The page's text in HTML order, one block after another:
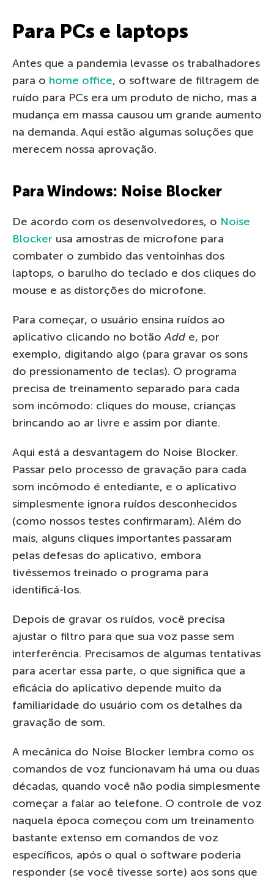
Para PCs e laptops
Antes que a pandemia levasse os trabalhadores
para o home office, o software de filtragem de
ruído para PCs era um produto de nicho, mas a
mudança em massa causou um grande aumento
na demanda. Aqui estão algumas soluções que
merecem nossa aprovação.
Para Windows: Noise Blocker
De acordo com os desenvolvedores, o Noise
Blocker usa amostras de microfone para
combater o zumbido das ventoinhas dos
laptops, o barulho do teclado e dos cliques do
mouse e as distorções do microfone.
Para começar, o usuário ensina ruídos ao
aplicativo clicando no botãoAdd e, por
exemplo, digitando algo (para gravar os sons
do pressionamento de teclas). O programa
precisa de treinamento separado para cada
som incômodo: cliques do mouse, crianças
brincando ao ar livre e assim por diante.
Aqui está a desvantagem do Noise Blocker.
Passar pelo processo de gravação para cada
som incômodo é entediante, e o aplicativo
simplesmente ignora ruídos desconhecidos
(como nossos testes confirmaram). Além do
mais, alguns cliques importantes passaram
pelas defesas do aplicativo, embora
tivéssemos treinado o programa para
identificá-los.
Depois de gravar os ruídos, você precisa
ajustar o filtro para que sua voz passe sem
interferência. Precisamos de algumas tentativas
para acertar essa parte, o que significa que a
eficácia do aplicativo depende muito da
familiaridade do usuário com os detalhes da
gravação de som.
A mecânica do Noise Blocker lembra como os
comandos de voz funcionavam há uma ou duas
décadas, quando você não podia simplesmente
começar a falar ao telefone. O controle de voz
naquela época começou com um treinamento
bastante extenso em comandos de voz
específicos, após o qual o software poderia
responder (se você tivesse sorte) aos sons que